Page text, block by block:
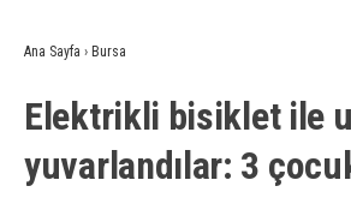
Ana Sayfa › Bursa
Elektrikli bisiklet ile
yuvarlandılar: 3